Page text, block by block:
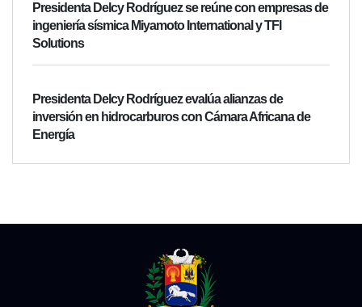
Presidenta Delcy Rodríguez se reúne con empresas de
ingeniería sísmica Miyamoto International y TFI
Solutions
Presidenta Delcy Rodríguez evalúa alianzas de
inversión en hidrocarburos con Cámara Africana de
Energía